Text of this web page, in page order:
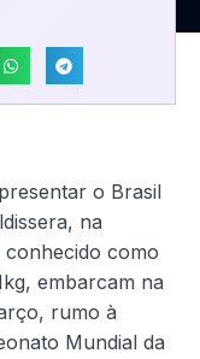
o Brasil
na
conhecido como
embarcam na
rumo à
Mundial da